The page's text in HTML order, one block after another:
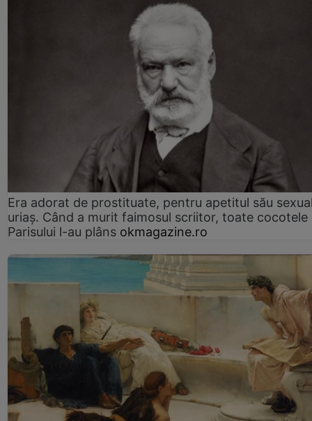
Era adorat de prostituate, pentru apetitul său
uriaș. Când a murit faimosul scriitor, toate cocotele
Parisului l-au plâns okmagazine.ro